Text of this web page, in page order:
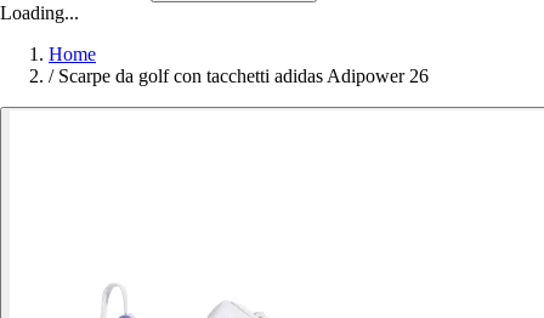
Loading...
Home
/ Scarpe da golf con tacchetti adidas Adipower 26